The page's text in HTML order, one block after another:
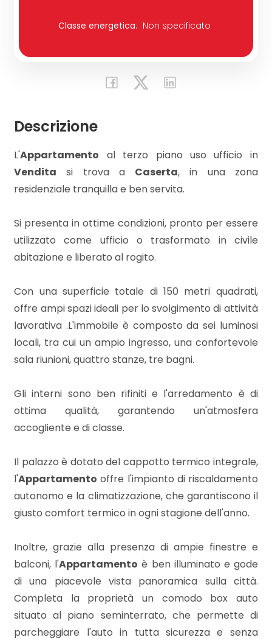
Classe energetica: Non specificato
Descrizione
L'Appartamento al terzo piano uso ufficio in
Vendita si trova a Caserta, in una zona
residenziale tranquilla e ben servita.
Si presenta in ottime condizioni, pronto per essere
utilizzato come ufficio o trasformato in civile
abitazione e liberato al rogito.
Con una superficie totale di 150 metri quadrati,
offre ampi spazi ideali per lo svolgimento di attività
lavorativa .L'immobile è composto da sei luminosi
locali, tra cui un ampio ingresso, una confortevole
sala riunioni, quattro stanze, tre bagni.
Gli interni sono ben rifiniti e l'arredamento è di
ottima qualità, garantendo un'atmosfera
accogliente e di classe.
Il palazzo è dotato del cappotto termico integrale,
l'Appartamento offre l'impianto di riscaldamento
autonomo e la climatizzazione, che garantiscono il
giusto comfort termico in ogni stagione dell'anno.
Inoltre, grazie alla presenza di ampie finestre e
balconi, l'Appartamento è ben illuminato e gode
di una piacevole vista panoramica sulla città.
Completa la proprietà un comodo box auto
situato al piano seminterrato, che permette di
parcheggiare l'auto in tutta sicurezza e senza
Prezzo
Totale
mq
Locali
Qualsiasi
2
4
5
5+